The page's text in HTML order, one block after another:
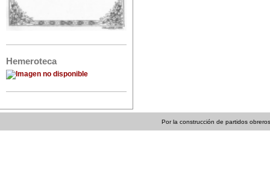
Hemeroteca
Por la construcción de partidos